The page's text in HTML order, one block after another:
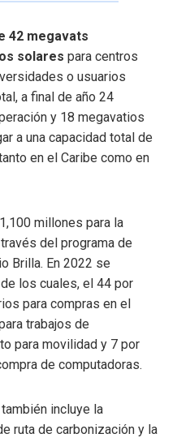
42 megavats
solares para centros
o usuarios
a final de año 24
y 18 megavatios
a una capacidad total de
en el Caribe como en
millones para la
del programa de
Brilla. En 2022 se
los cuales, el 44 por
para compras en el
trabajos de
para movilidad y 7 por
de computadoras.
incluye la
ruta de carbonización y la